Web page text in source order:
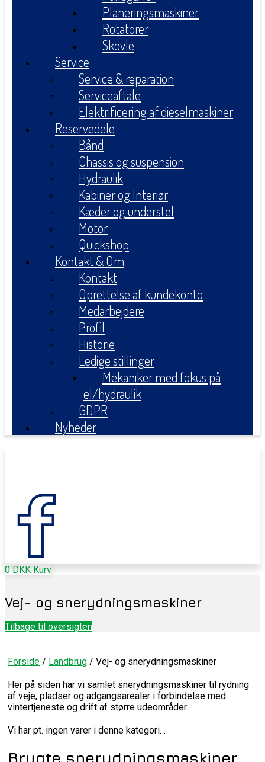
Planeringsmaskiner
Rotatorer
Skovle
Service
Service & reparation
Serviceaftale
Elektrificering af dieselmaskiner
Reservedele
Bånd
Chassis og suspension
Hydraulik
Kabiner og Interiør
Kæder og understel
Motor
Quickshop
Kontakt & Om
Kontakt
Oprettelse af kundekonto
Medarbejdere
Profil
Historie
Ledige stillinger
Mekaniker med fokus på
el/hydraulik
GDPR
Nyheder
0 DKK Kurv
Vej- og snerydningsmaskiner
Tilbage til oversigten
Forside / Landbrug / Vej- og snerydningsmaskiner
Her på siden har vi samlet snerydningsmaskiner til rydning
af veje, pladser og adgangsarealer i forbindelse med
vintertjeneste og drift af større udeområder.
Vi har pt. ingen varer i denne kategori…
Brugte snerydningsmaskiner